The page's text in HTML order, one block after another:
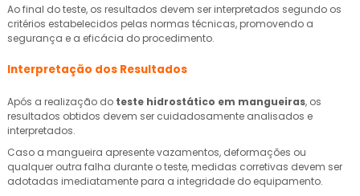
Ao final do teste, os resultados devem ser interpretados segundo os
critérios estabelecidos pelas normas técnicas, promovendo a
segurança e a eficácia do procedimento.
Interpretação dos Resultados
Após a realização do teste hidrostático em mangueiras, os
resultados obtidos devem ser cuidadosamente analisados e
interpretados.
Caso a mangueira apresente vazamentos, deformações ou
qualquer outra falha durante o teste, medidas corretivas devem ser
adotadas imediatamente para a integridade do equipamento.